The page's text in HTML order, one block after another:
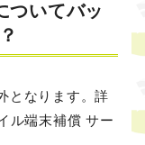
ついてバッ
となります。詳
ル端末補償 サー